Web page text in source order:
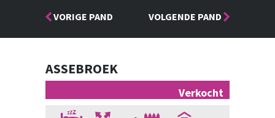
VORIGE PAND
VOLGENDE PAND
ASSEBROEK
Verkocht